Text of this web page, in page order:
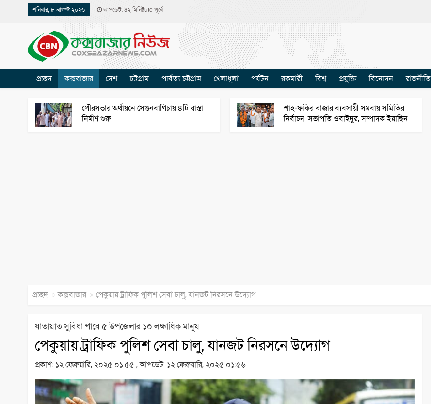
শনিবার, ৮ আগস্ট ২০২৬ আপডেট: ৪২ মিনিটute পূর্বে
প্রচ্ছদ কক্সবাজার দেশ চট্টগ্রাম পার্বত্য চট্টগ্রাম খেলাধূলা পর্যটন রকমারী বিশ্ব প্রযুক্তি বিনোদন রাজনীতি
পৌরসভার অর্থায়নে সেগুনবাগিচায় ৪টি রাস্তা
নির্মাণ শুরু
শাহ-ফকির বাজার ব্যবসায়ী সমবায় সমিতির
নির্বাচন: সভাপতি ওবাইদুর, সম্পাদক ইয়াছিন
প্রচ্ছদ » কক্সবাজার » পেকুয়ায় ট্রাফিক পুলিশ সেবা চালু, যানজট নিরসনে উদ্যোগ
যাতায়াত সুবিধা পাবে ৫ উপজেলার ১০ লক্ষাধিক মানুষ
পেকুয়ায় ট্রাফিক পুলিশ সেবা চালু, যানজট নিরসনে উদ্যোগ
প্রকাশ: ১২ ফেব্রুয়ারি, ২০২৫ ০১:৫৫ ,আপডেট: ১২ ফেব্রুয়ারি, ২০২৫ ০১:৫৬